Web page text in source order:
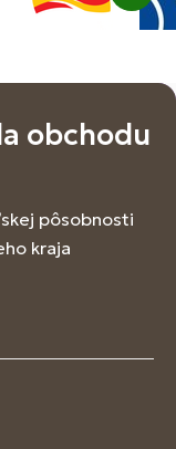
obchodu
pôsobnosti
kraja